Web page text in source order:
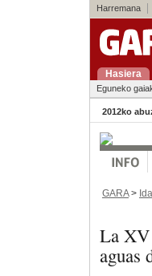
Harremana
Hasiera
Eguneko
2012ko
GARA>
La XV
aguas